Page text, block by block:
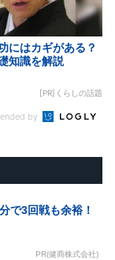
にはカギがある？
知識を解説
[PR]くらしの話題
by
で3回戦も余裕！
PR(健商株式会社)